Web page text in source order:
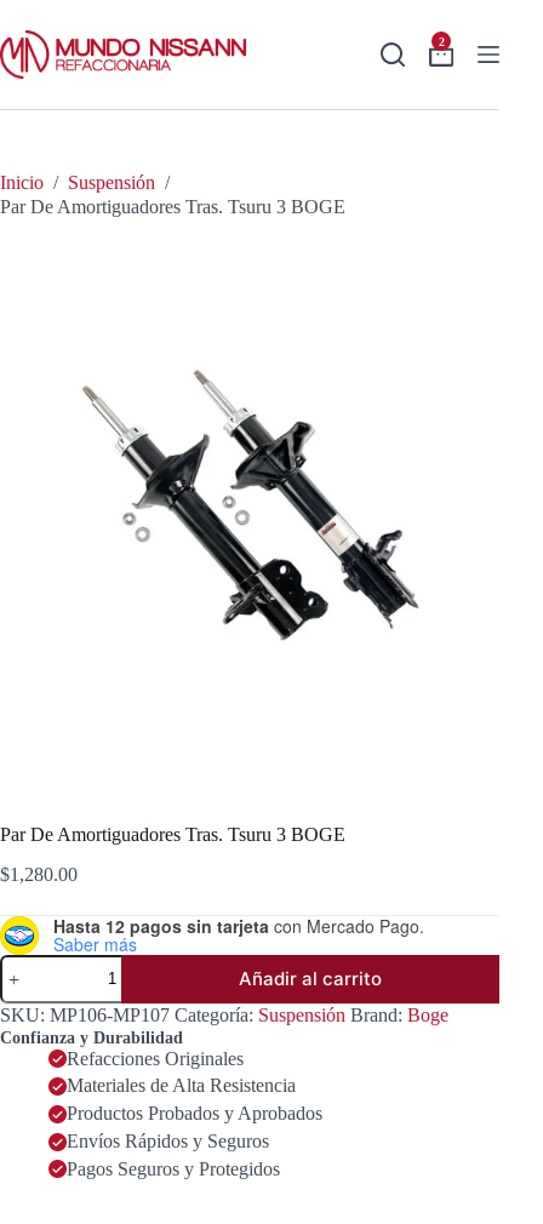
contenido
Shopping
2
Inicio / Suspensión /
Par De Amortiguadores Tras. Tsuru 3 BOGE
Par De Amortiguadores Tras. Tsuru 3 BOGE
$1,280.00
Hasta 12 pagos sin tarjeta con Mercado Pago.
Saber más
Par
De
Amortiguadores
Tras.
Tsuru
cantidad
Añadir al carrito
SKU: MP106-MP107 Categoría: Suspensión Brand: Boge
Confianza y Durabilidad
Refacciones Originales
Materiales de Alta Resistencia
Productos Probados y Aprobados
Envíos Rápidos y Seguros
Pagos Seguros y Protegidos